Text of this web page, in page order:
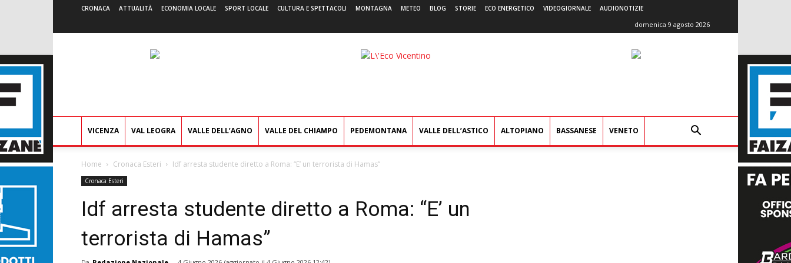
CRONACA ATTUALITÀ ECONOMIA LOCALE SPORT LOCALE CULTURA E SPETTACOLI MONTAGNA METEO BLOG STORIE ECO ENERGETICO VIDEOGIORNALE AUDIONOTIZIE
domenica 9 agosto 2026
L'Eco
VICENZA VAL LEOGRA VALLE DELL’AGNO VALLE DEL CHIAMPO PEDEMONTANA VALLE DELL’ASTICO ALTOPIANO BASSANESE VENETO
Home Cronaca Esteri Idf arresta studente diretto a Roma: “E’ un terrorista di Hamas”
Cronaca Esteri
Idf arresta studente diretto a Roma: “E’ un
terrorista di Hamas”